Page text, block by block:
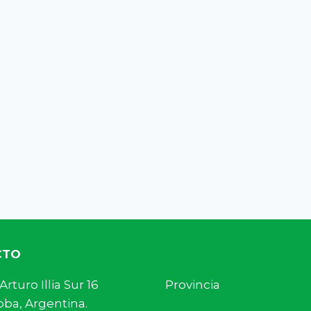
Arturo Illia Sur 16 Provincia
Argentina.